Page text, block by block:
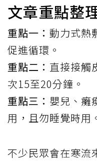
文章重點整
重點一： 動力式熱
促進循環。
重點二： 直接接觸
次15至20分鐘。
重點三： 嬰兒、癱
用，且勿睡覺時用
不少民眾會在寒流